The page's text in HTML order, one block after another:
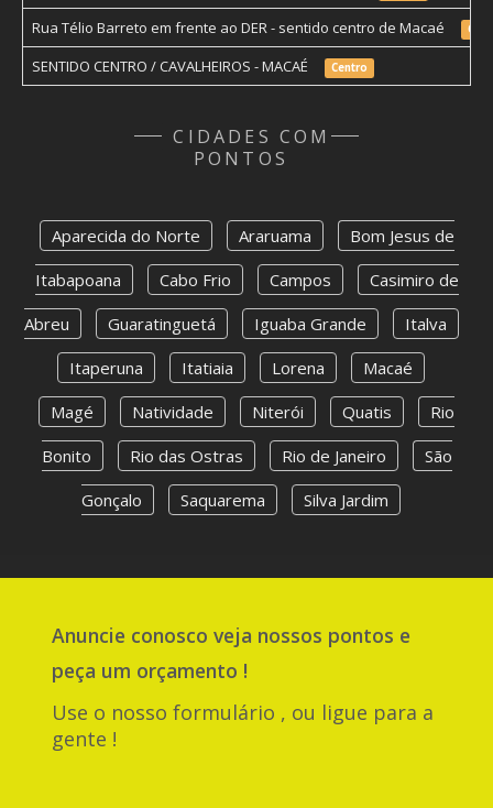
Rua Télio Barreto em frente ao DER - sentido centro de Macaé
SENTIDO CENTRO / CAVALHEIROS - MACAÉ Centro
CIDADES COM
PONTOS
Aparecida do Norte Araruama
Bom Jesus de
Itabapoana
Cabo Frio Campos
Casimiro de
Abreu
Guaratinguetá Iguaba Grande
Italva
Itaperuna
Itatiaia Lorena
Macaé
Magé
Natividade Niterói Quatis
Rio
Bonito
Rio das Ostras Rio de Janeiro
São
Gonçalo
Saquarema Silva Jardim
Anuncie conosco veja nossos pontos e
peça um orçamento !
Use o nosso formulário , ou ligue para a
gente !